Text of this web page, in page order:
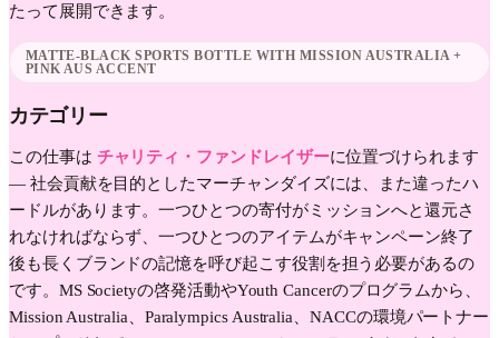
たって展開できます。
MATTE-BLACK SPORTS BOTTLE WITH MISSION AUSTRALIA +
PINK AUS ACCENT
カテゴリー
この仕事は チャリティ・ファンドレイザーに位置づけられます
— 社会貢献を目的としたマーチャンダイズには、また違ったハ
ードルがあります。一つひとつの寄付がミッションへと還元さ
れなければならず、一つひとつのアイテムがキャンペーン終了
後も長くブランドの記憶を呼び起こす役割を担う必要があるの
です。MS Societyの啓発活動やYouth Cancerのプログラムから、
Mission Australia、Paralympics Australia、NACCの環境パートナー